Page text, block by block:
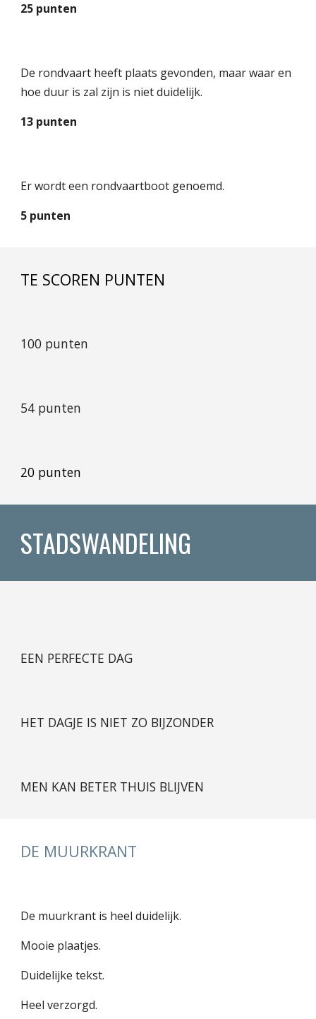
25 punten
De rondvaart heeft plaats gevonden, maar waar en
hoe duur is zal zijn is niet duidelijk.
13 punten
Er wordt een rondvaartboot genoemd.
5 punten
TE SCOREN PUNTEN
100 punten
54 punten
20 punten
STADSWANDELING
EEN PERFECTE DAG
HET DAGJE IS NIET ZO BIJZONDER
MEN KAN BETER THUIS BLIJVEN
DE MUURKRANT
De muurkrant is heel duidelijk.
Mooie plaatjes.
Duidelijke tekst.
Heel verzorgd.